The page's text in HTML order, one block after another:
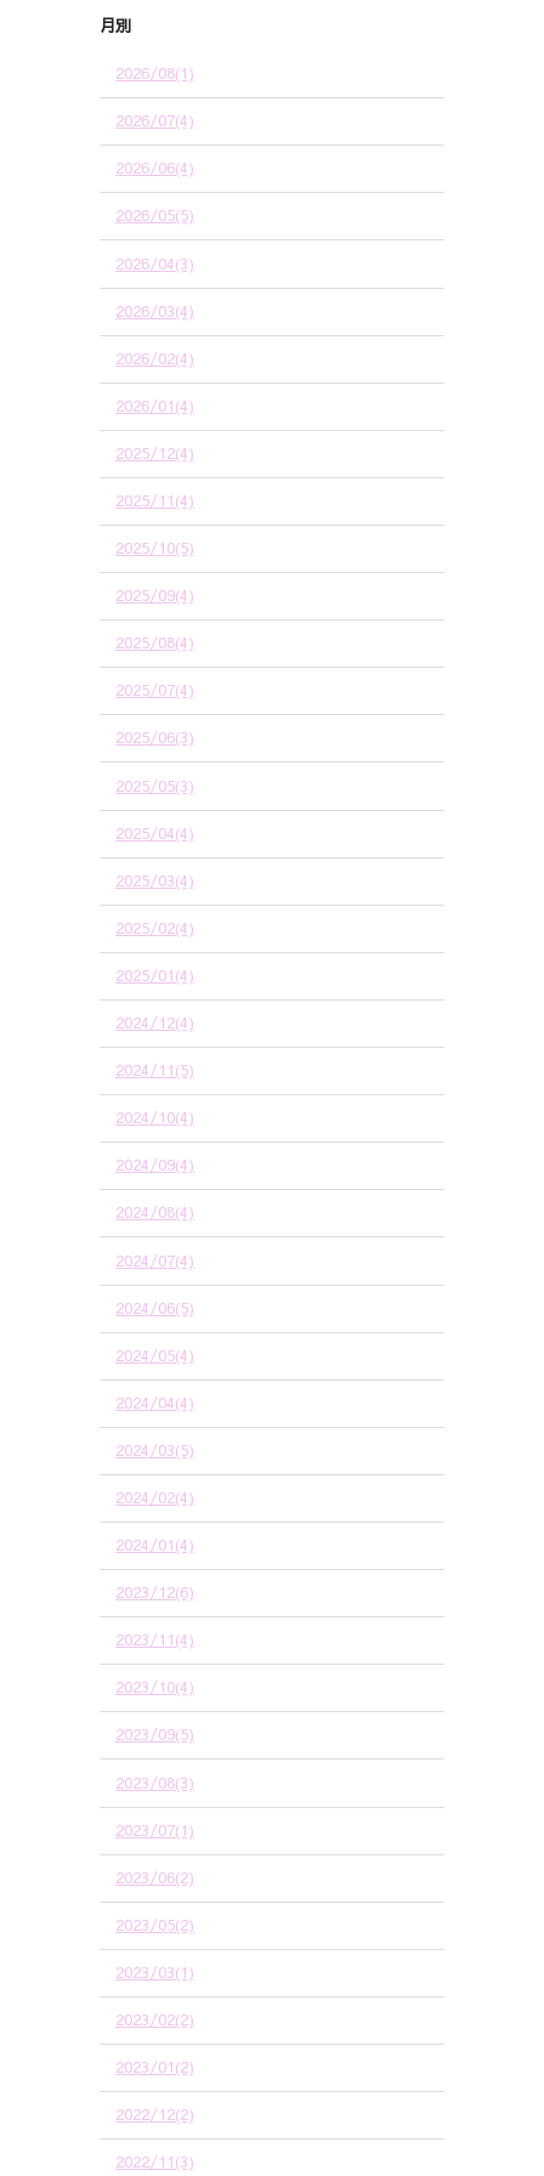
月別
2026/08(1)
2026/07(4)
2026/06(4)
2026/05(5)
2026/04(3)
2026/03(4)
2026/02(4)
2026/01(4)
2025/12(4)
2025/11(4)
2025/10(5)
2025/09(4)
2025/08(4)
2025/07(4)
2025/06(3)
2025/05(3)
2025/04(4)
2025/03(4)
2025/02(4)
2025/01(4)
2024/12(4)
2024/11(5)
2024/10(4)
2024/09(4)
2024/08(4)
2024/07(4)
2024/06(5)
2024/05(4)
2024/04(4)
2024/03(5)
2024/02(4)
2024/01(4)
2023/12(6)
2023/11(4)
2023/10(4)
2023/09(5)
2023/08(3)
2023/07(1)
2023/06(2)
2023/05(2)
2023/03(1)
2023/02(2)
2023/01(2)
2022/12(2)
2022/11(3)